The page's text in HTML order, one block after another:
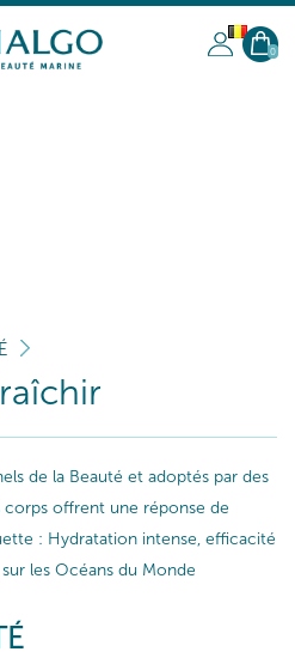
BL
0
de la Beauté et adoptés par des
corps offrent une réponse de
: Hydratation intense, efficacité
les Océans du Monde